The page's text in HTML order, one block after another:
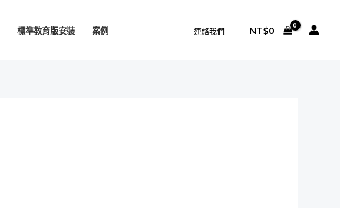
標準教育版安裝 案例 連絡我們 NT$0